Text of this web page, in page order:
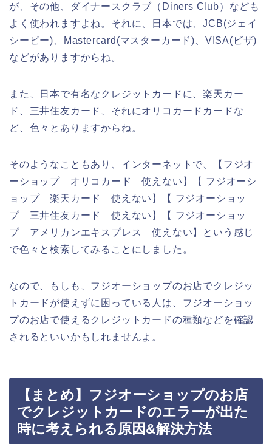
が、その他、ダイナースクラブ（Diners Club）なども
よく使われますよね。それに、日本では、JCB(ジェイ
シービー)、Mastercard(マスターカード)、VISA(ビザ)
などがありますからね。
また、日本で有名なクレジットカードに、楽天カー
ド、三井住友カード、それにオリコカードカードな
ど、色々とありますからね。
そのようなこともあり、インターネットで、【フジオ
ーショップ オリコカード 使えない】【 フジオーシ
ョップ 楽天カード 使えない】【 フジオーショッ
プ 三井住友カード 使えない】【 フジオーショッ
プ アメリカンエキスプレス 使えない】という感じ
で色々と検索してみることにしました。
なので、もしも、フジオーショップのお店でクレジッ
トカードが使えずに困っている人は、フジオーショッ
プのお店で使えるクレジットカードの種類などを確認
されるといいかもしれませんよ。
【まとめ】フジオーショップのお店
でクレジットカードのエラーが出た
時に考えられる原因&解決方法